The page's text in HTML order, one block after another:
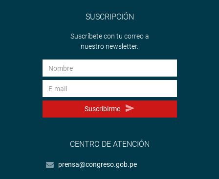
SUSCRIPCIÓN
Suscríbete con tu correo a
nuestro newsletter.
Suscribirme
CENTRO DE ATENCIÓN
prensa@congreso.gob.pe